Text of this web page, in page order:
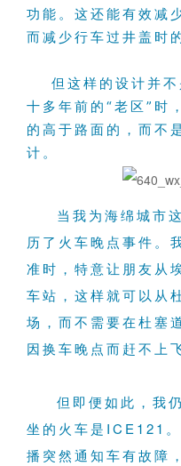
功能。这还能有效减
而减少行车过井盖时
但这样的设计并
十多年前的“老区”时
的高于路面的，而不
计。
当我为海绵城市
历了火车晚点事件。
准时，特意让朋友从
车站，这样就可以从
场，而不需要在杜塞
因换车晚点而赶不上
但即便如此，我
坐的火车是ICE121
播突然通知车有故障